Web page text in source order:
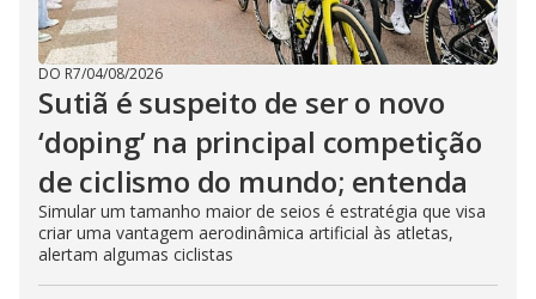
DO R7/04/08/2026
Sutiã é suspeito de ser o novo
‘doping’ na principal competição
de ciclismo do mundo; entenda
Simular um tamanho maior de seios é estratégia que visa
criar uma vantagem aerodinâmica artificial às atletas,
alertam algumas ciclistas